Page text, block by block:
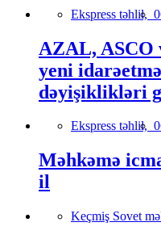
Ekspress təhlil,
AZAL, ASCO
yeni
dəyişiklikləri
Ekspress təhlil,
Məhkəmə
il
Keçmiş Sovet